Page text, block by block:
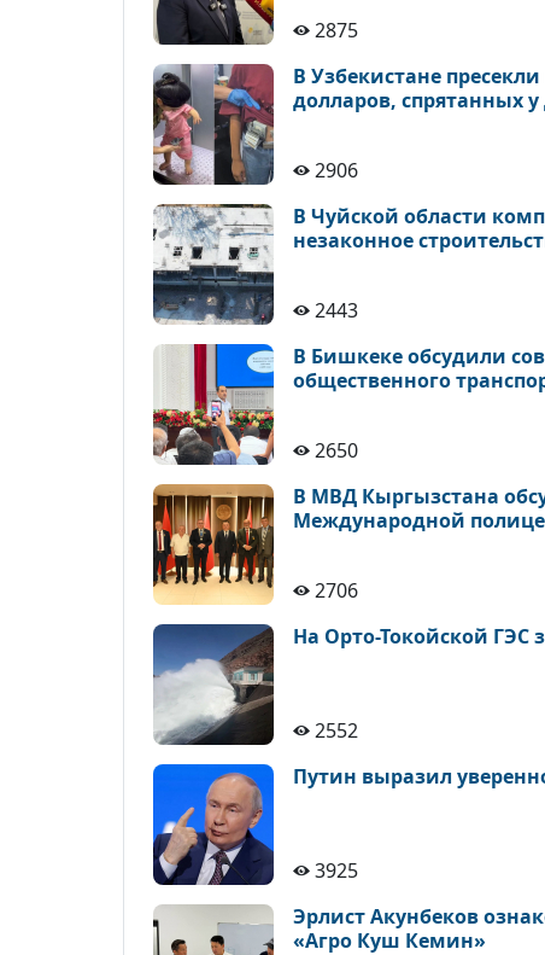
2875
В Узбекистане
долларов, спрятанных у
2906
В Чуйской области
незаконное
2443
В Бишкеке обсудили
общественного
2650
В МВД Кыргызстана
Международной
2706
На Орто-Токойской ГЭС
2552
Путин выразил
3925
Эрлист Акунбеков
«Агро Куш Кемин»